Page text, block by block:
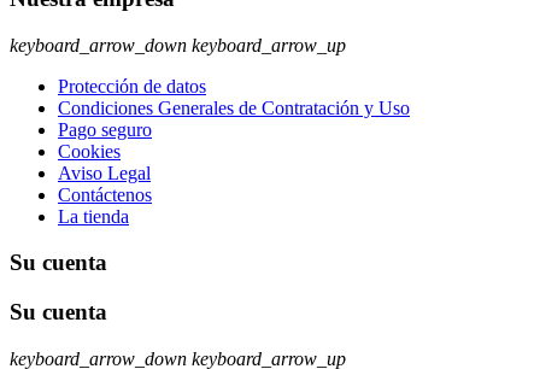
keyboard_arrow_down keyboard_arrow_up
Protección de datos
Condiciones Generales de Contratación y Uso
Pago seguro
Cookies
Aviso Legal
Contáctenos
La tienda
Su cuenta
Su cuenta
keyboard_arrow_down keyboard_arrow_up